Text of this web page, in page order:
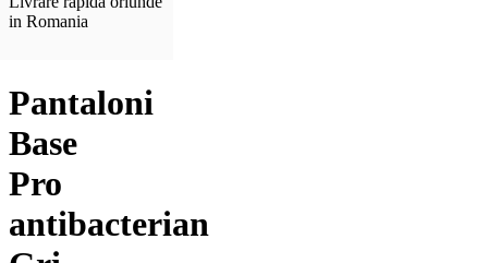
in Romania
Pantaloni
Base
Pro
antibacterian